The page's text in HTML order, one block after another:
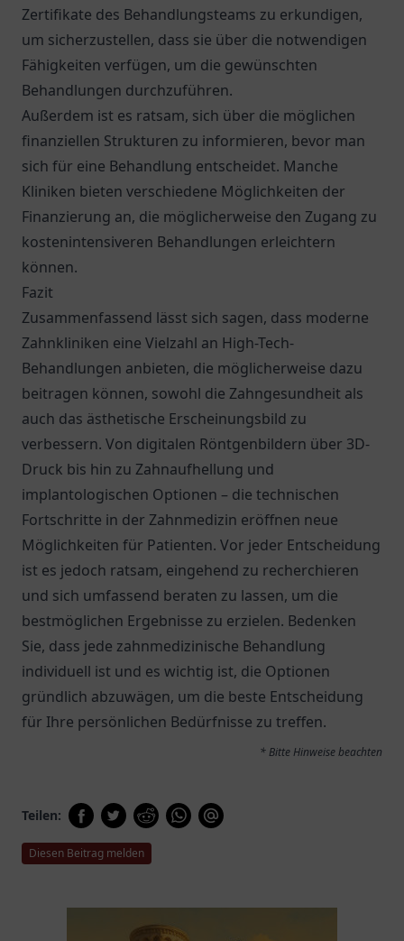
Zertifikate des Behandlungsteams zu erkundigen,
um sicherzustellen, dass sie über die notwendigen
Fähigkeiten verfügen, um die gewünschten
Behandlungen durchzuführen.
Außerdem ist es ratsam, sich über die möglichen
finanziellen Strukturen zu informieren, bevor man
sich für eine Behandlung entscheidet. Manche
Kliniken bieten verschiedene Möglichkeiten der
Finanzierung an, die möglicherweise den Zugang zu
kostenintensiveren Behandlungen erleichtern
können.
Fazit
Zusammenfassend lässt sich sagen, dass moderne
Zahnkliniken eine Vielzahl an High-Tech-
Behandlungen anbieten, die möglicherweise dazu
beitragen können, sowohl die Zahngesundheit als
auch das ästhetische Erscheinungsbild zu
verbessern. Von digitalen Röntgenbildern über 3D-
Druck bis hin zu Zahnaufhellung und
implantologischen Optionen – die technischen
Fortschritte in der Zahnmedizin eröffnen neue
Möglichkeiten für Patienten. Vor jeder Entscheidung
ist es jedoch ratsam, eingehend zu recherchieren
und sich umfassend beraten zu lassen, um die
bestmöglichen Ergebnisse zu erzielen. Bedenken
Sie, dass jede zahnmedizinische Behandlung
individuell ist und es wichtig ist, die Optionen
gründlich abzuwägen, um die beste Entscheidung
für Ihre persönlichen Bedürfnisse zu treffen.
* Bitte Hinweise beachten
Teilen:
Diesen Beitrag melden